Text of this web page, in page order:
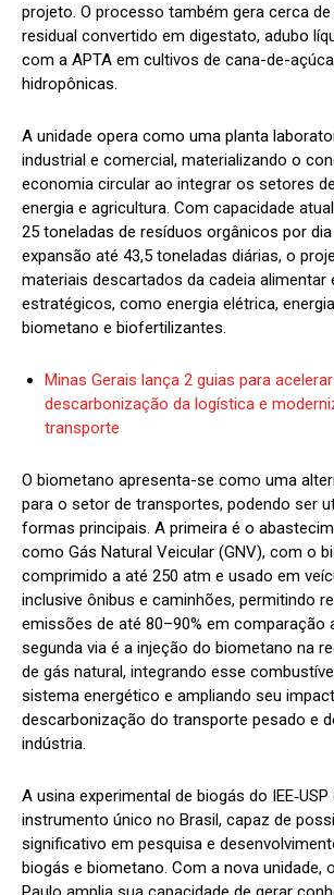
projeto. O processo também gera cerca de
residual convertido em digestato, adubo
com a APTA em cultivos de cana-de-
hidropônicas.
A unidade opera como uma planta
industrial e comercial, materializando o
economia circular ao integrar os setores
energia e agricultura. Com capacidade
25 toneladas de resíduos orgânicos por
expansão até 43,5 toneladas diárias, o
materiais descartados da cadeia alimentar
estratégicos, como energia elétrica,
biometano e biofertilizantes.
Minas Gerais lança 2 guias para
descarbonização da logística e
transporte
O biometano apresenta-se como uma
para o setor de transportes, podendo ser
formas principais. A primeira é o
como Gás Natural Veicular (GNV), com o
comprimido a até 250 atm e usado em
inclusive ônibus e caminhões, permitindo
emissões de até 80–90% em comparação
segunda via é a injeção do biometano na
de gás natural, integrando esse
sistema energético e ampliando seu
descarbonização do transporte pesado e
indústria.
A usina experimental de biogás do
instrumento único no Brasil, capaz de
significativo em pesquisa e
biogás e biometano. Com a nova unidade,